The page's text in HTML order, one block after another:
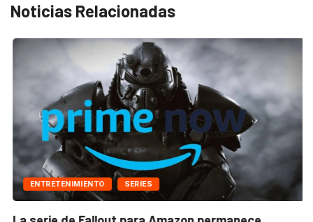
Noticias Relacionadas
ENTRETENIMIENTO SERIES